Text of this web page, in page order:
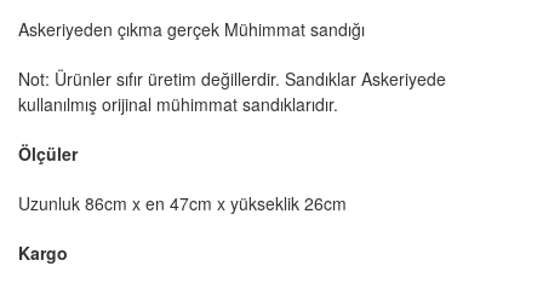
Askeriyeden çıkma gerçek Mühimmat sandığı
Not: Ürünler sıfır üretim değillerdir. Sandıklar Askeriyede
kullanılmış orijinal mühimmat sandıklarıdır.
Ölçüler
Uzunluk 86cm x en 47cm x yükseklik 26cm
Kargo